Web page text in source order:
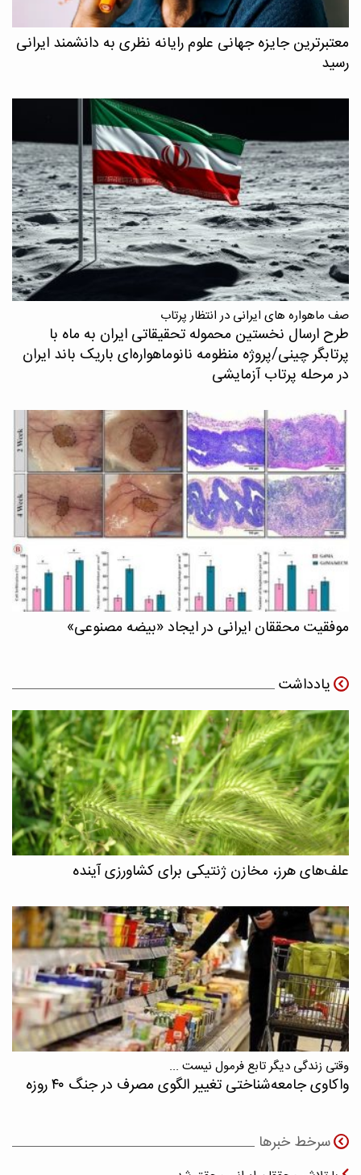
معتبرترین جایزه جهانی علوم رایانه نظری به دانشمند ایرانی
رسید
صف ماهواره های ایرانی در انتظار پرتاب
طرح ارسال نخستین محموله تحقیقاتی ایران به ماه با
پرتابگر چینی/پروژه منظومه نانوماهواره‌ای باریک باند ایران
در مرحله پرتاب آزمایشی
موفقیت محققان ایرانی در ایجاد «بیضه مصنوعی»
یادداشت
علف‌های هرز، مخازن ژنتیکی برای کشاورزی آینده
وقتی زندگی دیگر تابع فرمول نیست ...
واکاوی جامعه‌شناختی تغییر الگوی مصرف در جنگ ۴۰ روزه
سرخط خبرها